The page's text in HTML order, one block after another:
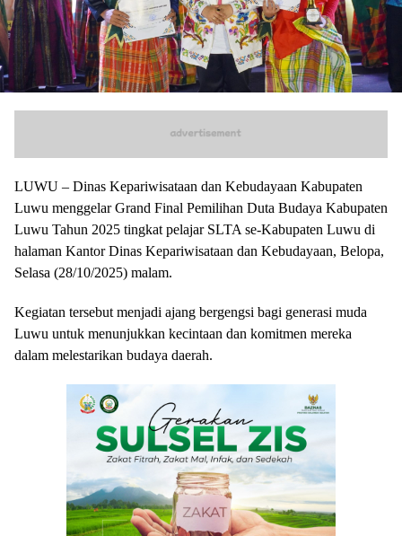
LUWU – Dinas Kepariwisataan dan Kebudayaan Kabupaten
Luwu menggelar Grand Final Pemilihan Duta Budaya Kabupaten
Luwu Tahun 2025 tingkat pelajar SLTA se-Kabupaten Luwu di
halaman Kantor Dinas Kepariwisataan dan Kebudayaan, Belopa,
Selasa (28/10/2025) malam.
Kegiatan tersebut menjadi ajang bergengsi bagi generasi muda
Luwu untuk menunjukkan kecintaan dan komitmen mereka
dalam melestarikan budaya daerah.